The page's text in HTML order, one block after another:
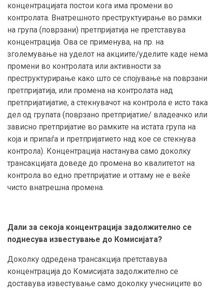
концентрацијата постои кога има промени во
контролата. Внатрешното преструктуирање во рамки
на група (поврзани) претпријатија не претставува
концентрација. Ова се применува, на пр. на
зголемување на уделот на акциите/уделите каде нема
промени во контролата или активности за
преструктурирање како што се спојување на поврзани
претпријатија, или промена на контролата над
претпријатијатие, а стекнувачот на контрола е исто така
дел од групата (поврзано претпријатие/ владеачко или
зависно претпријатие во рамките на истата група на
која и припаѓа и претпријатието над кое се стекнува
контрола). Концентрација настанува само доколку
трансакцијата доведе до промена во квалитетот на
контрола во едно претпријатие и оттаму не е веќе
чисто внатрешна промена.
Дали за секоја концентрација задолжително се
поднесува известување до Комисијата?
Доколку одредена трансакција претставува
концентрација до Комисијата задолжително се
доставува известување само доколку учесниците во